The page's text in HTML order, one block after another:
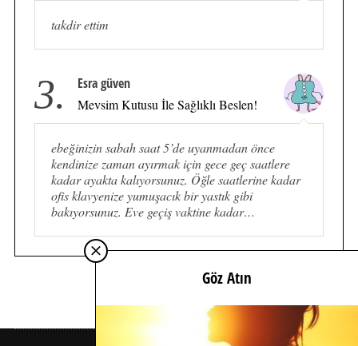
takdir ettim
3. Esra güven
Mevsim Kutusu İle Sağlıklı Beslen!
ebeğinizin sabah saat 5’de uyanmadan önce
kendinize zaman ayırmak için gece geç saatlere
kadar ayakta kalıyorsunuz. Öğle saatlerine kadar
ofis klavyenize yumuşacık bir yastık gibi
bakıyorsunuz. Eve geçiş vaktine kadar…
Göz Atın